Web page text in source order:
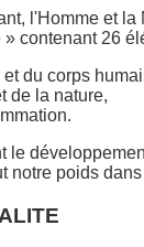
l'Homme et
» contenant 26
du corps
de la nature,
le
notre poids